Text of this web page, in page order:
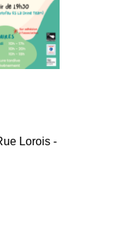
Lorois -